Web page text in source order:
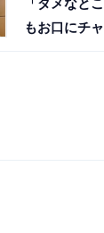
「ダメなと
もお口にチャ